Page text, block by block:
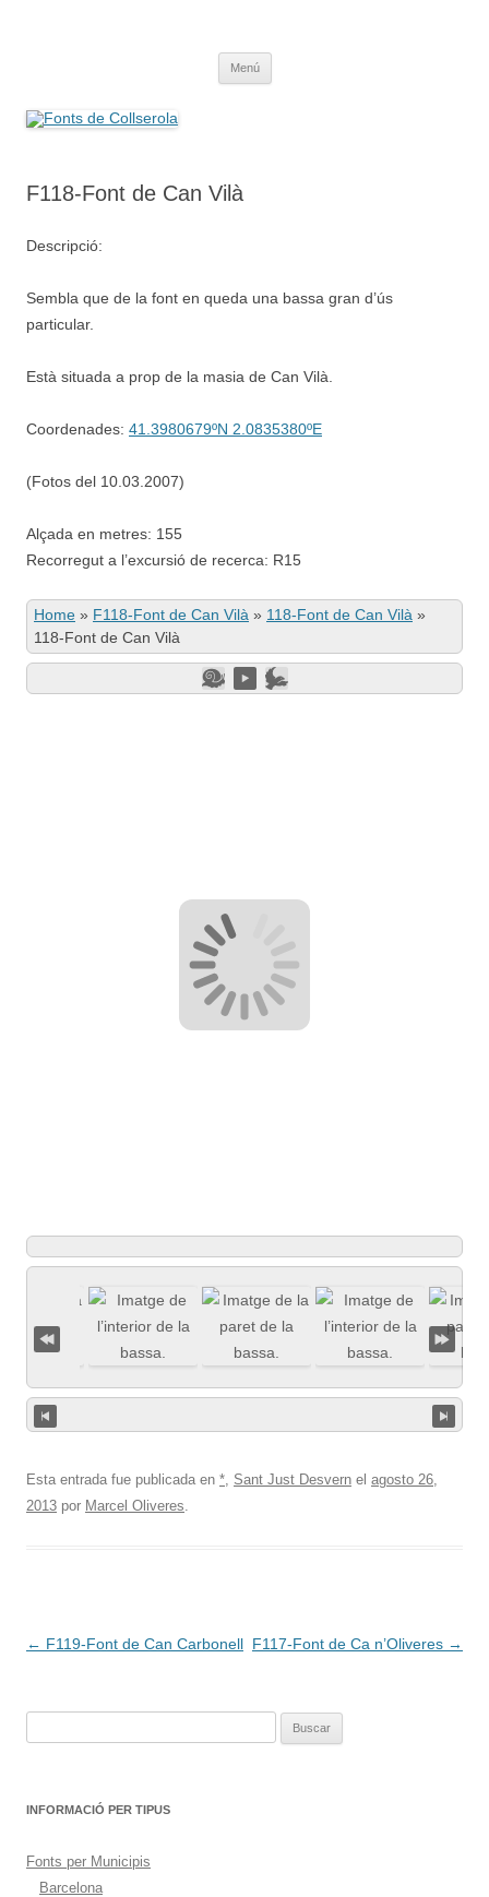
Menú
F118-Font de Can Vilà
Descripció:
Sembla que de la font en queda una bassa gran d’ús
particular.
Està situada a prop de la masia de Can Vilà.
Coordenades: 41.3980679ºN 2.0835380ºE
(Fotos del 10.03.2007)
Alçada en metres: 155
Recorregut a l’excursió de recerca: R15
Home » F118-Font de Can Vilà » 118-Font de Can Vilà »
118-Font de Can Vilà
Esta entrada fue publicada en *, Sant Just Desvern el agosto 26,
2013 por Marcel Oliveres.
Navegación
← F119-Font de Can Carbonell F117-Font de Ca n’Oliveres →
INFORMACIÓ PER TIPUS
Fonts per Municipis
Barcelona